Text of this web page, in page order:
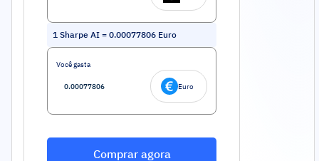
1 Sharpe AI = 0.00077806 Euro
Você gasta
Euro
Comprar agora